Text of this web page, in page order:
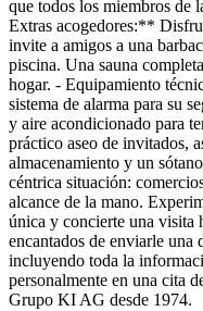
que todos los miembros de
Extras acogedores:**
invite a amigos a una
piscina. Una sauna
hogar. - Equipamiento
sistema de alarma para su
y aire acondicionado para
práctico aseo de invitados,
almacenamiento y un
céntrica situación:
alcance de la mano.
única y concierte una visita
encantados de enviarle una
incluyendo toda la
personalmente en una cita
Grupo KI AG desde 1974.